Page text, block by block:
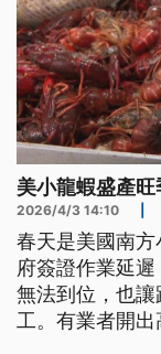
美小龍蝦盛產
2026/4/3 14:10
春天是美國南
府簽證作業延
無法到位，也
工。有業者開